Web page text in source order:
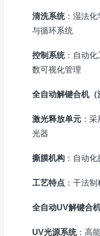
清洗系统：湿法化
与循环系统
控制系统：自动化
数可视化管理
全自动解键合机（
激光释放单元 ：
光器
撕膜机构 ：自动
工艺特点 ：干法
全自动UV解键合
UV光源系统：高